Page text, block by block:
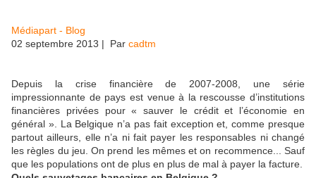
Médiapart - Blog
02 septembre 2013 | Par cadtm
Depuis la crise financière de 2007-2008, une série
impressionnante de pays est venue à la rescousse d’institutions
financières privées pour « sauver le crédit et l’économie en
général ». La Belgique n’a pas fait exception et, comme presque
partout ailleurs, elle n’a ni fait payer les responsables ni changé
les règles du jeu. On prend les mêmes et on recommence... Sauf
que les populations ont de plus en plus de mal à payer la facture.